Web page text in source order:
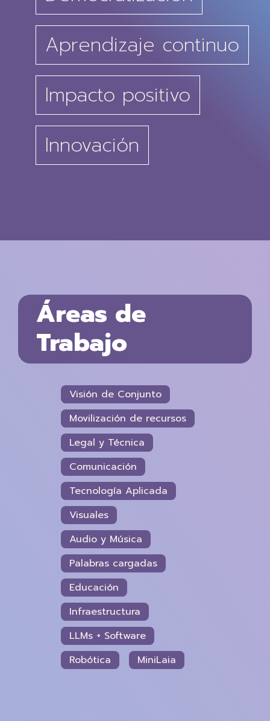
Aprendizaje continuo
Impacto positivo
Innovación
Áreas de
Trabajo
Visión de Conjunto
Movilización de recursos
Legal y Técnica
Comunicación
Tecnología Aplicada
Visuales
Audio y Música
Palabras cargadas
Educación
Infraestructura
LLMs + Software
Robótica
MiniLaia